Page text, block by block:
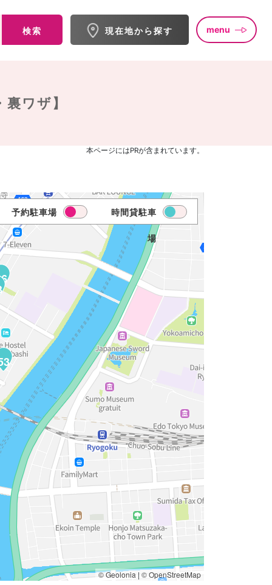
検索 現在地から探す menu
ワザ】
本ページにはPRが含まれています。
予約駐車場 時間貸駐車
場